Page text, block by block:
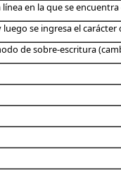
en la que se
se ingresa el carácter
de sobre-escritura